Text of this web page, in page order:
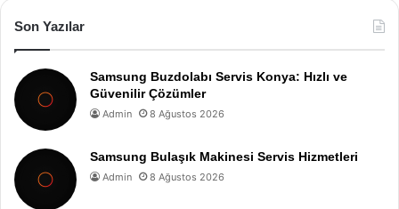
Son Yazılar
Samsung Buzdolabı Servis Konya: Hızlı ve
Güvenilir Çözümler
Admin 8 Ağustos 2026
Samsung Bulaşık Makinesi Servis Hizmetleri
Admin 8 Ağustos 2026